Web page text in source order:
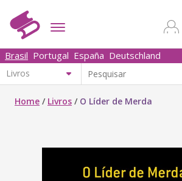
Brasil Portugal España Deutschland
Home / Livros / O Líder de Merda